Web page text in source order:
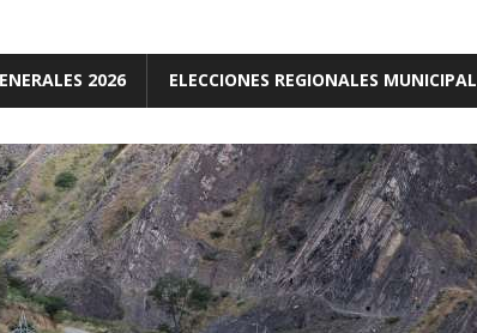
2026 ELECCIONES REGIONALES